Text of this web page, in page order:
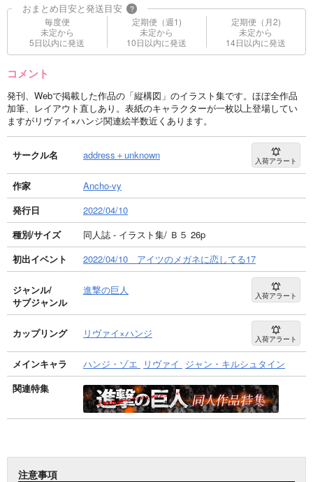
おまとめ目安と発送目安 ?
毎度便
未定から
5日以内に発送
定期便（週1)
未定から
10日以内に発送
定期便（月2)
未定から
14日以内に発送
コメント
発刊、Webで掲載した作品の「縦構図」のイラスト集です。ほぼ全作品
加筆、レイアウト直しあり。表紙のキャラクターが一枚以上登場してい
ますがリヴァイ×ハンジ関連絵半数近くあります。
サークル名 address＋unknown 入荷アラート
作家
Ancho-vy
発行日
2022/04/10
種別/サイズ
同人誌 - イラスト集/ Ｂ５ 26p
初出イベント
2022/04/10 アイツのメガネに恋してる17
ジャンル/
サブジャンル
進撃の巨人 入荷アラート
カップリング リヴァイ×ハンジ 入荷アラート
メインキャラ ハンジ・ゾエ リヴァイ ジャン・キルシュタイン
関連特集
注意事項